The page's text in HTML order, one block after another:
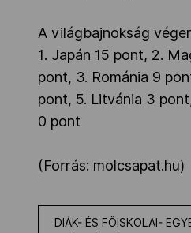
A világbajnokság
1. Japán 15 pont, 2.
pont, 3. Románia 9
pont, 5. Litvánia 3
0 pont
(Forrás: molcsapat.hu)
DIÁK- ÉS FŐISKOLAI-